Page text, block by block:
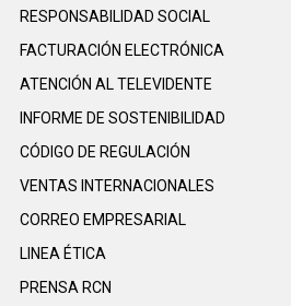
RESPONSABILIDAD SOCIAL
FACTURACIÓN ELECTRÓNICA
ATENCIÓN AL TELEVIDENTE
INFORME DE SOSTENIBILIDAD
CÓDIGO DE REGULACIÓN
VENTAS INTERNACIONALES
CORREO EMPRESARIAL
LINEA ÉTICA
PRENSA RCN